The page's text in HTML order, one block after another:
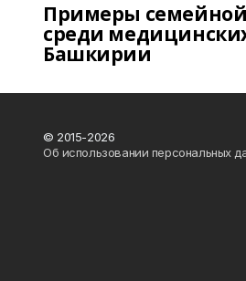
Примеры
среди
Башкирии
© 2015-2026
Об использовании персональных